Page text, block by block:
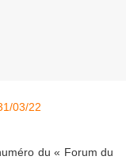
du « Forum du